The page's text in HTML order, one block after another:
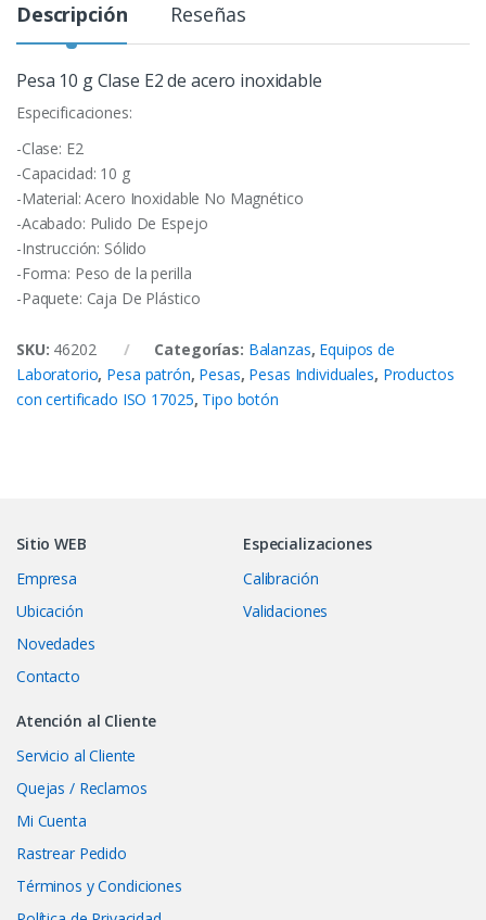
Descripción Reseñas
Pesa 10 g Clase E2 de acero inoxidable
Especificaciones:
-Clase: E2
-Capacidad: 10 g
-Material: Acero Inoxidable No Magnético
-Acabado: Pulido De Espejo
-Instrucción: Sólido
-Forma: Peso de la perilla
-Paquete: Caja De Plástico
SKU: 46202 Categorías: Balanzas, Equipos de
Laboratorio, Pesa patrón, Pesas, Pesas Individuales, Productos
con certificado ISO 17025, Tipo botón
Sitio WEB
Empresa
Ubicación
Novedades
Contacto
Especializaciones
Calibración
Validaciones
Atención al Cliente
Servicio al Cliente
Quejas / Reclamos
Mi Cuenta
Rastrear Pedido
Términos y Condiciones